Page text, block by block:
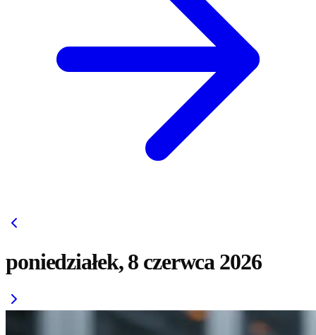
poniedziałek, 8 czerwca 2026